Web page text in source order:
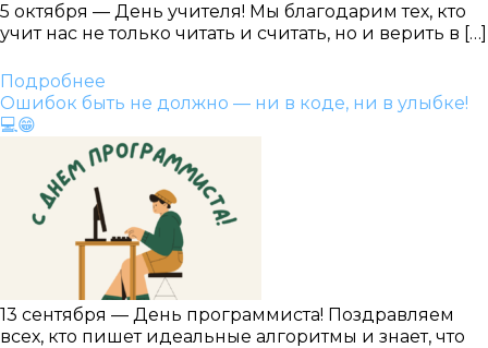
5 октября — День учителя! Мы благодарим тех, кто
учит нас не только читать и считать, но и верить в […]
Подробнее
Ошибок быть не должно — ни в коде, ни в улыбке!
💻😁
13 сентября — День программиста! Поздравляем
всех, кто пишет идеальные алгоритмы и знает, что